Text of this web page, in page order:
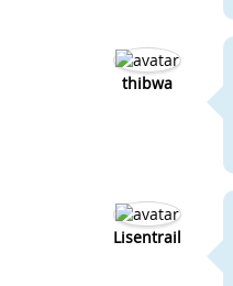
thibwa
Lisentrail